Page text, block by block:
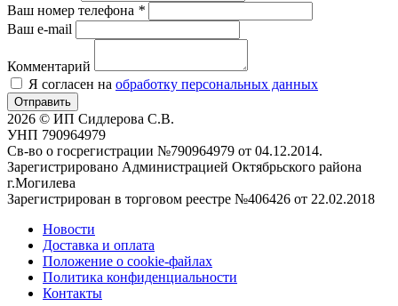
Ваш номер телефона *
Ваш e-mail
Комментарий
Я согласен на обработку персональных данных
Отправить
2026 © ИП Сидлерова С.В.
УНП 790964979
Св-во о госрегистрации №790964979 от 04.12.2014.
Зарегистрировано Администрацией Октябрьского района
г.Могилева
Зарегистрирован в торговом реестре №406426 от 22.02.2018
Новости
Доставка и оплата
Положение о cookie-файлах
Политика конфиденциальности
Контакты